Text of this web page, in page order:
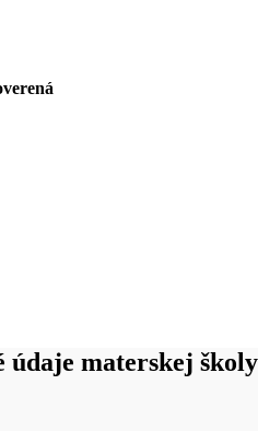
údaje materskej školy